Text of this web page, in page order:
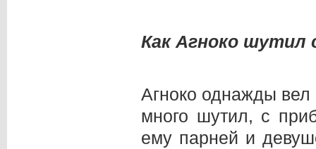
Как Агноко
Агноко однажды вел
много шутил, с
ему парней и